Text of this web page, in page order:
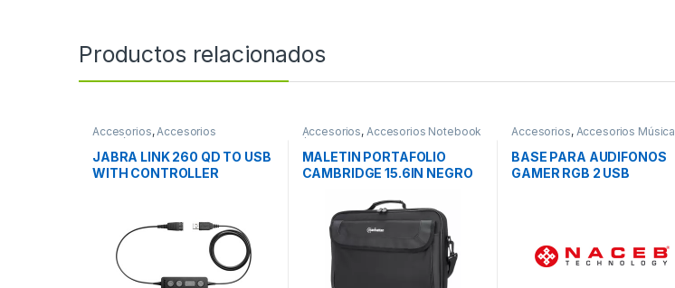
Productos relacionados
Accesorios,Accesorios
Telefónicos
JABRA LINK 260 QD TO USB
WITH CONTROLLER
Accesorios, Accesorios Notebook
/ Tablet
MALETIN PORTAFOLIO
CAMBRIDGE 15.6IN NEGRO
Accesorios, Accesorios Música
BASE PARA AUDIFONOS
GAMER RGB 2 USB